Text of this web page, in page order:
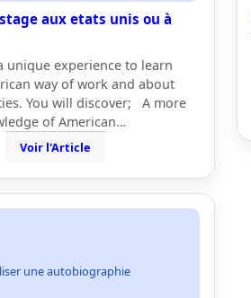
aux etats unis ou à
unique experience to learn
way of work and about
You will discover; A more
of American…
Voir l'Article
une autobiographie